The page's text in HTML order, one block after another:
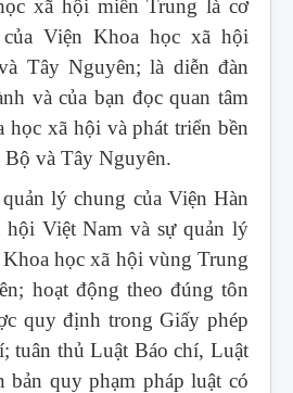
xã hội miền Trung là cơ
Viện Khoa học xã hội
Tây Nguyên; là diễn đàn
và của bạn đọc quan tâm
học xã hội và phát triển bền
và Tây Nguyên.
lý chung của Viện Hàn
hội Việt Nam và sự quản lý
học xã hội vùng Trung
hoạt động theo đúng tôn
quy định trong Giấy phép
tuân thủ Luật Báo chí, Luật
bản quy phạm pháp luật có